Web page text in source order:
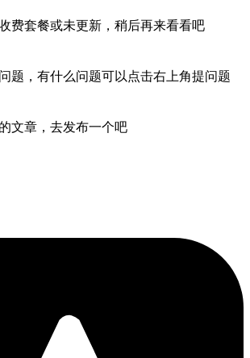
费套餐或未更新，稍后再来看看吧
题，有什么问题可以点击右上角提问题
文章，去发布一个吧